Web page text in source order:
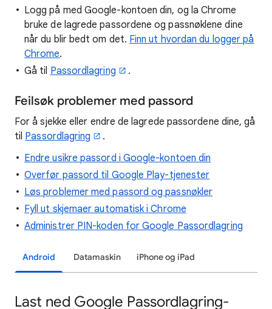
Logg på med Google-kontoen din, og la Chrome
bruke de lagrede passordene og passnøklene dine
når du blir bedt om det. Finn ut hvordan du logger på
Chrome.
Gå til Passordlagring .
Feilsøk problemer med passord
For å sjekke eller endre de lagrede passordene dine, gå
til Passordlagring
.
Endre usikre passord i Google-kontoen din
Overfør passord til Google Play-tjenester
Løs problemer med passord og passnøkler
Fyll ut skjemaer automatisk i Chrome
Administrer PIN-koden for Google Passordlagring
Android Datamaskin iPhone og iPad
Last ned Google Passordlagring-